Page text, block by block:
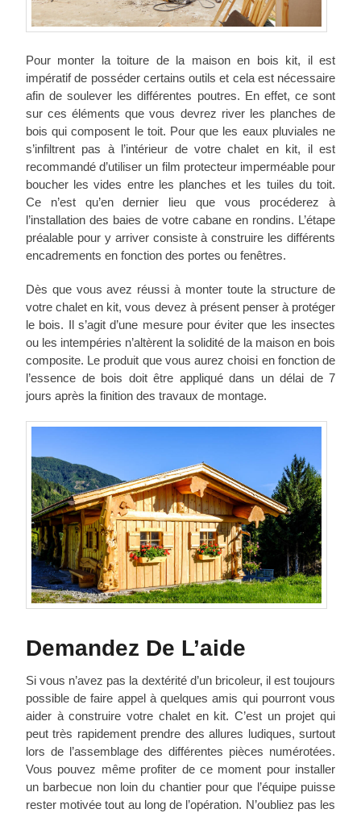
Pour monter la toiture de la maison en bois kit, il est
impératif de posséder certains outils et cela est nécessaire
afin de soulever les différentes poutres. En effet, ce sont
sur ces éléments que vous devrez river les planches de
bois qui composent le toit. Pour que les eaux pluviales ne
s’infiltrent pas à l’intérieur de votre chalet en kit, il est
recommandé d’utiliser un film protecteur imperméable pour
boucher les vides entre les planches et les tuiles du toit.
Ce n’est qu’en dernier lieu que vous procéderez à
l’installation des baies de votre cabane en rondins. L’étape
préalable pour y arriver consiste à construire les différents
encadrements en fonction des portes ou fenêtres.
Dès que vous avez réussi à monter toute la structure de
votre chalet en kit, vous devez à présent penser à protéger
le bois. Il s’agit d’une mesure pour éviter que les insectes
ou les intempéries n’altèrent la solidité de la maison en bois
composite. Le produit que vous aurez choisi en fonction de
l’essence de bois doit être appliqué dans un délai de 7
jours après la finition des travaux de montage.
Demandez De L’aide
Si vous n’avez pas la dextérité d’un bricoleur, il est toujours
possible de faire appel à quelques amis qui pourront vous
aider à construire votre chalet en kit. C’est un projet qui
peut très rapidement prendre des allures ludiques, surtout
lors de l’assemblage des différentes pièces numérotées.
Vous pouvez même profiter de ce moment pour installer
un barbecue non loin du chantier pour que l’équipe puisse
rester motivée tout au long de l’opération. N’oubliez pas les